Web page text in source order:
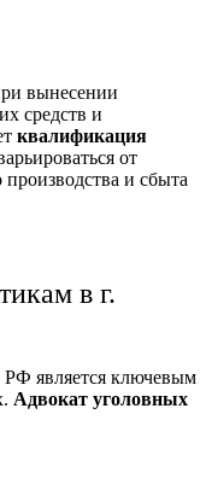
вынесении
средств и
квалификация
от
и сбыта
в г.
РФ является ключевым
Адвокат уголовных